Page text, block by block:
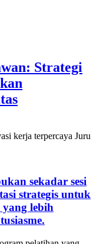
Strategi
sekadar sesi
strategis untuk
lebih